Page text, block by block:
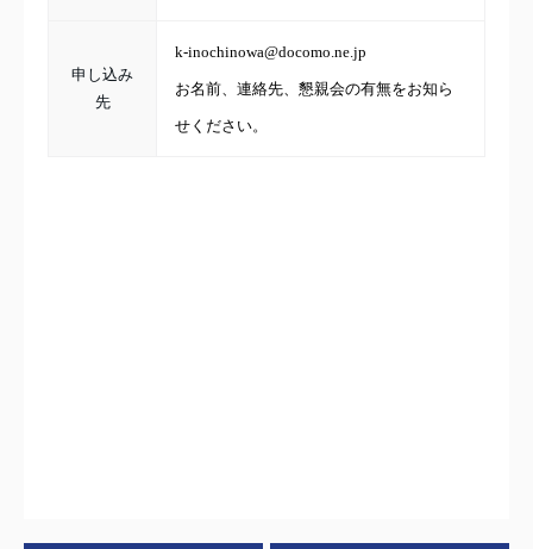
申し込み
先
k-inochinowa@docomo.ne.jp
お名前、連絡先、懇親会の有無をお知ら
せください。